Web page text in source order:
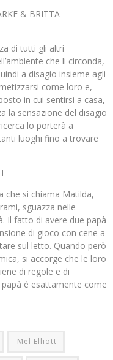
& BRITTA
di tutti gli altri
che li circonda,
a disagio insieme agli
come loro e,
in cui sentirsi a casa,
la sensazione del disagio
lo porterà a
luoghi fino a trovare
che si chiama Matilda,
sguazza nelle
Il fatto di avere due papà
di gioco con cene a
sul letto. Quando però
si accorge che le loro
di regole e di
è esattamente come
Mel Elliott